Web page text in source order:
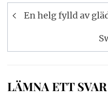
En helg fylld av
LÄMNA ETT SVAR